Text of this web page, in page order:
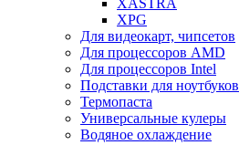
XASTRA
XPG
Для видеокарт, чипсетов
Для процессоров AMD
Для процессоров Intel
Подставки для ноутбуков
Термопаста
Универсальные кулеры
Водяное охлаждение